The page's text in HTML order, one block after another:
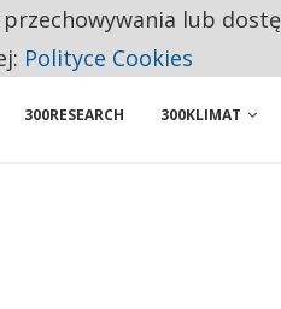
ZAKUPY
300RESEARCH 300KLIMAT
lub
Polityce Cookies